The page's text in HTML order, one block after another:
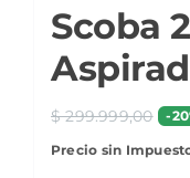
Scoba
$299.999,00 -
Precio sin